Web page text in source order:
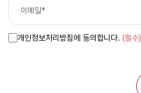
개인정보처리방침에 동의합니다. (필수)